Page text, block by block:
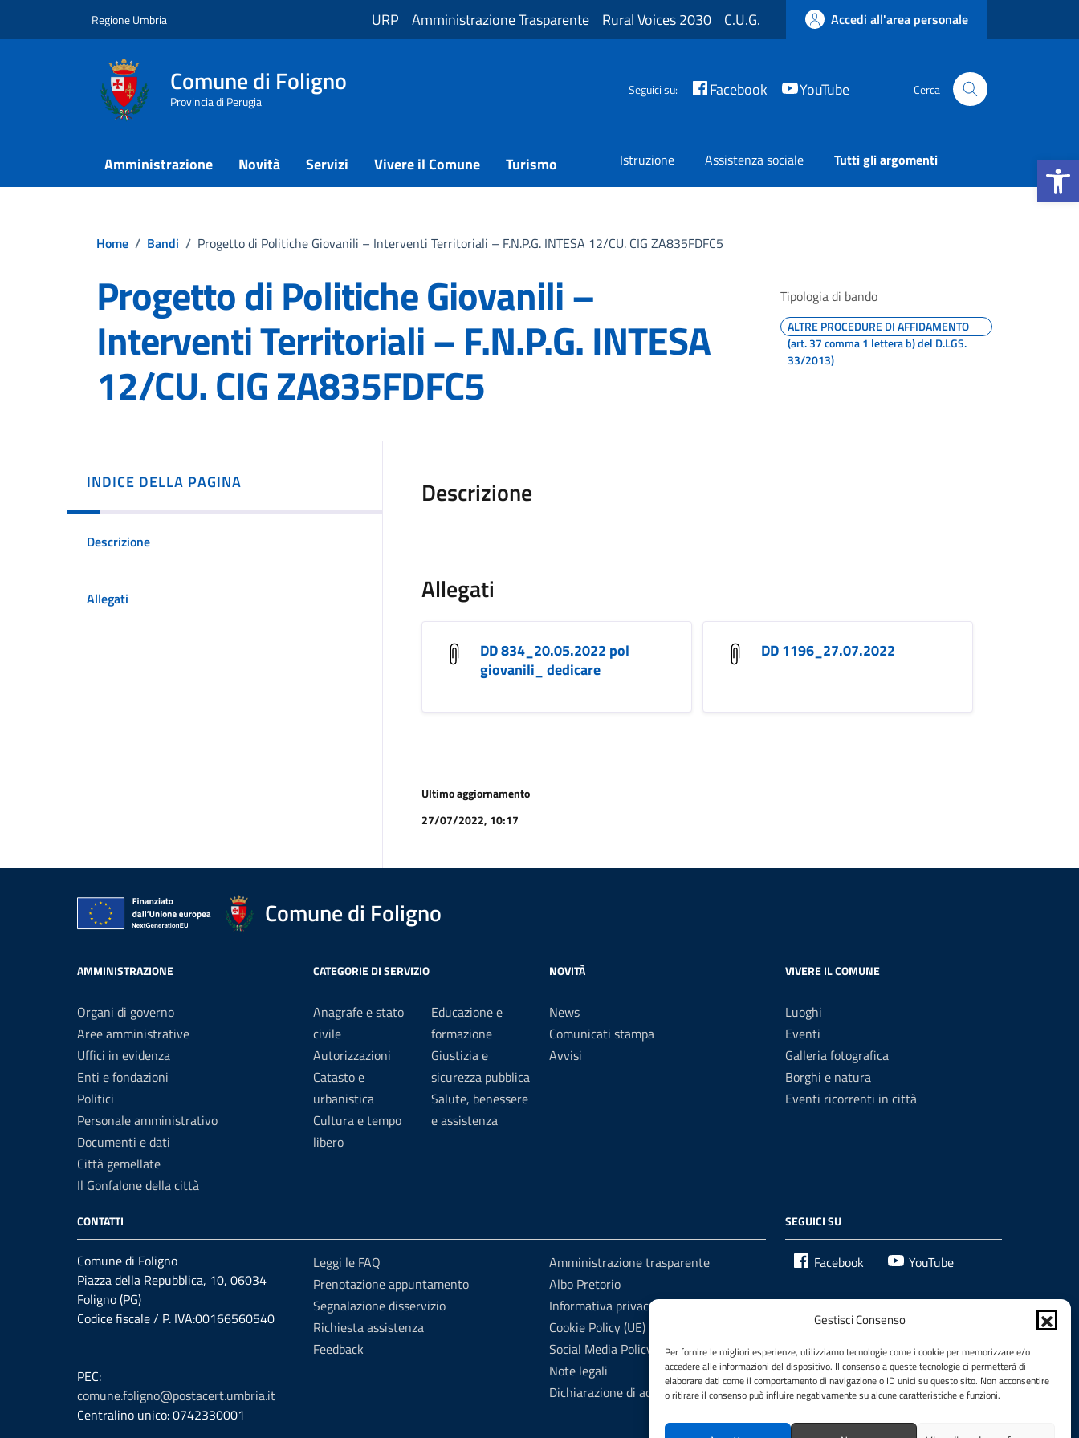
Apri la
Gestisci Consenso
Per fornire le migliori esperienze, utilizziamo tecnologie come i cookie per memorizzare e/o
accedere alle informazioni del dispositivo. Il consenso a queste tecnologie ci permetterà di
elaborare dati come il comportamento di navigazione o ID unici su questo sito. Non acconsentire
o ritirare il consenso può influire negativamente su alcune caratteristiche e funzioni.
Regione Umbria URP Amministrazione Trasparente Rural Voices 2030 C.U.G. Accedi all'area personale
Comune di Foligno
Provincia di Perugia
Seguici su: Facebook YouTube Cerca
Amministrazione Novità Servizi Vivere il Comune Turismo Istruzione Assistenza sociale Tutti gli argomenti
Home / Bandi / Progetto di Politiche Giovanili – Interventi Territoriali – F.N.P.G. INTESA 12/CU. CIG ZA835FDFC5
Progetto di Politiche Giovanili –
Interventi Territoriali – F.N.P.G. INTESA
12/CU. CIG ZA835FDFC5
Tipologia di bando
ALTRE PROCEDURE DI AFFIDAMENTO
(art. 37 comma 1 lettera b) del D.LGS.
33/2013)
INDICE DELLA PAGINA
Descrizione
Allegati
Descrizione
Allegati
DD 834_20.05.2022 pol
giovanili_ dedicare
DD 1196_27.07.2022
Ultimo aggiornamento
27/07/2022, 10:17
Comune di Foligno
AMMINISTRAZIONE
Organi di governo
Aree amministrative
Uffici in evidenza
Enti e fondazioni
Politici
Personale amministrativo
Documenti e dati
Città gemellate
Il Gonfalone della città
CATEGORIE DI SERVIZIO
Anagrafe e stato
civile
Autorizzazioni
Catasto e
urbanistica
Cultura e tempo
libero
Educazione e
formazione
Giustizia e
sicurezza pubblica
Salute, benessere
e assistenza
NOVITÀ
News
Comunicati stampa
Avvisi
VIVERE IL COMUNE
Luoghi
Eventi
Galleria fotografica
Borghi e natura
Eventi ricorrenti in città
CONTATTI
Comune di Foligno
Piazza della Repubblica, 10, 06034
Foligno (PG)
Codice fiscale / P. IVA:00166560540
PEC:
comune.foligno@postacert.umbria.it
Centralino unico: 0742330001
Leggi le FAQ
Prenotazione appuntamento
Segnalazione disservizio
Richiesta assistenza
Feedback
Amministrazione trasparente
Albo Pretorio
Informativa privacy
Cookie Policy (UE)
Social Media Policy
Note legali
Dichiarazione di accessibilità
SEGUICI SU
Facebook YouTube